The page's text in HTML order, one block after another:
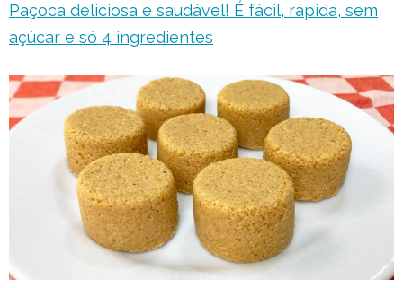
Paçoca deliciosa e saudável! É fácil, rápida, sem
açúcar e só 4 ingredientes